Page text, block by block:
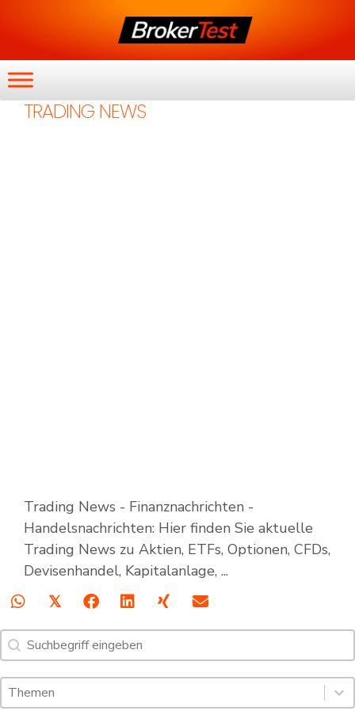
TRADING NEWS
Trading News - Finanznachrichten -
Handelsnachrichten: Hier finden Sie aktuelle
Trading News zu Aktien, ETFs, Optionen, CFDs,
Devisenhandel, Kapitalanlage, ...
𝕏
Suche
Search content
Schlagworte: Trading News & Webinare
Select content
Select content